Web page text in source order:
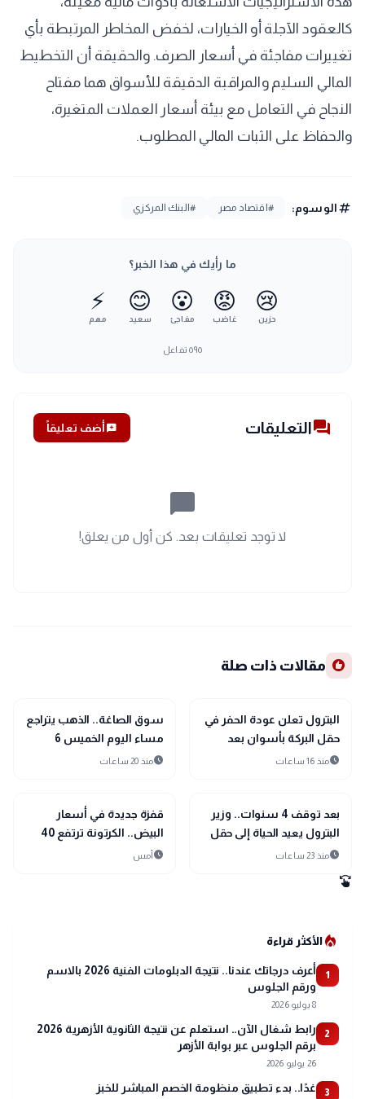
كالعقود الآجلة أو الخيارات، لخفض المخاطر المرتبطة بأي
تغييرات مفاجئة في أسعار الصرف. والحقيقة أن التخطيط
المالي السليم والمراقبة الدقيقة للأسواق هما مفتاح
النجاح في التعامل مع بيئة أسعار العملات المتغيرة،
والحفاظ على الثبات المالي المطلوب.
tagالوسوم: #اقتصاد مصر #البنك المركزي
ما رأيك في هذا الخبر؟
😢
حزين
😡
غاضب
😮
مفاجئ
😊
سعيد
⚡
مهم
٥٩٥تفاعل
forumالتعليقات add_commentأضف تعليقاً
chat_bubble_outline
لا توجد تعليقات بعد. كن أول من يعلق!
recommend مقالات ذات صلة
trending_up
اقتصاد
البترول تعلن عودة الحفر في
حقل البركة بأسوان بعد
توقف 4 سنوات وضخ
scheduleمنذ 16 ساعات
trending_up
اقتصاد
سوق الصاغة.. الذهب يتراجع
مساء اليوم الخميس 6
أغسطس 2026
scheduleمنذ 20 ساعات
trending_up
اقتصاد
بعد توقف 4 سنوات.. وزير
البترول يعيد الحياة إلى حقل
البركة في أسوان
scheduleمنذ 23 ساعات
trending_up
اقتصاد
قفزة جديدة في أسعار
البيض.. الكرتونة ترتفع 40
جنيهًا خلال أسابيع
scheduleأمس
swipe
local_fire_departmentالأكثر قراءة
1
أعرف درجاتك عندنا.. نتيجة الدبلومات الفنية 2026 بالاسم
ورقم الجلوس
8 يوليو 2026
2
رابط شغال الآن.. استعلم عن نتيجة الثانوية الأزهرية 2026
برقم الجلوس عبر بوابة الأزهر
26 يوليو 2026
3 غدًا.. بدء تطبيق منظومة الخصم المباشر للخبز